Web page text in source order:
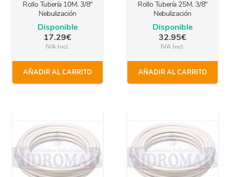
Rollo Tubería 10M. 3/8″
Nebulización
Disponible
17.29€
IVA Incl.
AÑADIR AL CARRITO
Rollo Tubería 25M. 3/8″
Nebulización
Disponible
32.95€
IVA Incl.
AÑADIR AL CARRITO